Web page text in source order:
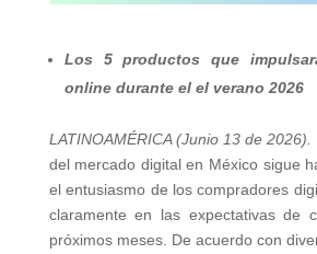
Los 5 productos que
online durante el el verano 2026
LATINOAMÉRICA (Junio 13 de
del mercado digital en México sigue
el entusiasmo de los compradores
claramente en las expectativas de
próximos meses. De acuerdo con